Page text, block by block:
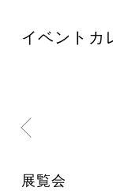
イベントカ
展覧会